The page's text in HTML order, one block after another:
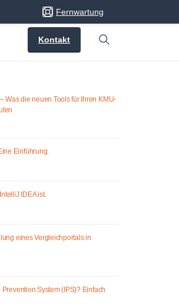
Fernwartung
Kontakt
Search
Was die neuen Tools für Ihren KMU-
Einführung.
IDEA ist.
eines Vergleichportals in
System (IPS)? Einfach